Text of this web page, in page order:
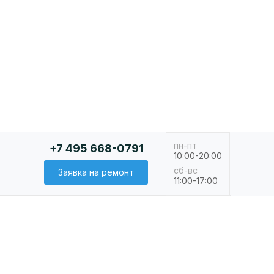
пн-пт
сб-вс
10:00-20:00
11:00-17:00
+7 495 668-0791
Заявка на ремонт